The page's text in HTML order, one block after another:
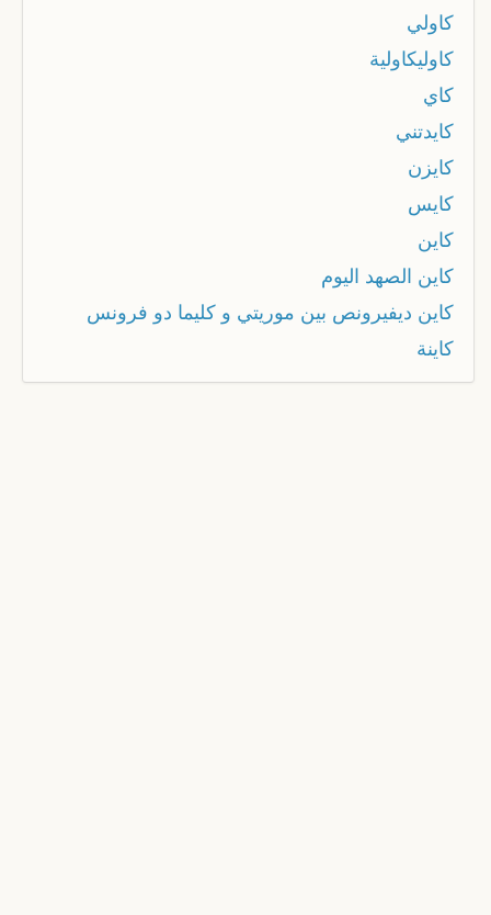
كاولي
كاوليكاولية
كاي
كايدتني
كايزن
كايس
كاين
كاين الصهد اليوم
كاين ديفيرونص بين موريتي و كليما دو فرونس
كاينة